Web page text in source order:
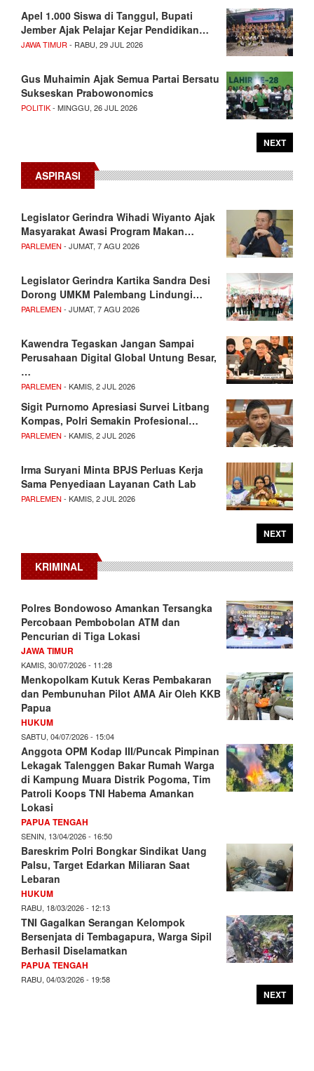
Apel 1.000 Siswa di Tanggul, Bupati
Jember Ajak Pelajar Kejar Pendidikan…
JAWA TIMUR - RABU, 29 JUL 2026
Gus Muhaimin Ajak Semua Partai Bersatu
Sukseskan Prabowonomics
POLITIK- MINGGU, 26 JUL 2026
NEXT
ASPIRASI
Legislator Gerindra Wihadi Wiyanto Ajak
Masyarakat Awasi Program Makan…
PARLEMEN - JUMAT, 7 AGU 2026
Legislator Gerindra Kartika Sandra Desi
Dorong UMKM Palembang Lindungi…
PARLEMEN - JUMAT, 7 AGU 2026
Kawendra Tegaskan Jangan Sampai
Perusahaan Digital Global Untung Besar,
…
PARLEMEN - KAMIS, 2 JUL 2026
Sigit Purnomo Apresiasi Survei Litbang
Kompas, Polri Semakin Profesional…
PARLEMEN - KAMIS, 2 JUL 2026
Irma Suryani Minta BPJS Perluas Kerja
Sama Penyediaan Layanan Cath Lab
PARLEMEN - KAMIS, 2 JUL 2026
NEXT
KRIMINAL
Polres Bondowoso Amankan Tersangka
Percobaan Pembobolan ATM dan
Pencurian di Tiga Lokasi
JAWA TIMUR
KAMIS, 30/07/2026 - 11:28
Menkopolkam Kutuk Keras Pembakaran
dan Pembunuhan Pilot AMA Air Oleh KKB
Papua
HUKUM
SABTU, 04/07/2026 - 15:04
Anggota OPM Kodap III/Puncak Pimpinan
Lekagak Talenggen Bakar Rumah Warga
di Kampung Muara Distrik Pogoma, Tim
Patroli Koops TNI Habema Amankan
Lokasi
PAPUA TENGAH
SENIN, 13/04/2026 - 16:50
Bareskrim Polri Bongkar Sindikat Uang
Palsu, Target Edarkan Miliaran Saat
Lebaran
HUKUM
RABU, 18/03/2026 - 12:13
TNI Gagalkan Serangan Kelompok
Bersenjata di Tembagapura, Warga Sipil
Berhasil Diselamatkan
PAPUA TENGAH
RABU, 04/03/2026 - 19:58
NEXT